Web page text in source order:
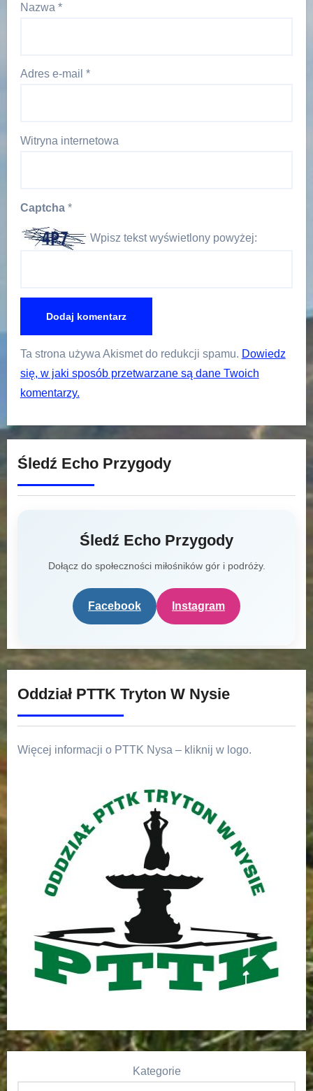
Nazwa *
Adres e-mail *
Witryna internetowa
Captcha *
Wpisz tekst wyświetlony powyżej:
Ta strona używa Akismet do redukcji spamu. Dowiedz
się, w jaki sposób przetwarzane są dane Twoich
komentarzy.
Śledź Echo Przygody
Śledź Echo Przygody
Dołącz do społeczności miłośników gór i podróży.
Facebook Instagram
Oddział PTTK Tryton W Nysie
Więcej informacji o PTTK Nysa – kliknij w logo.
Kategorie